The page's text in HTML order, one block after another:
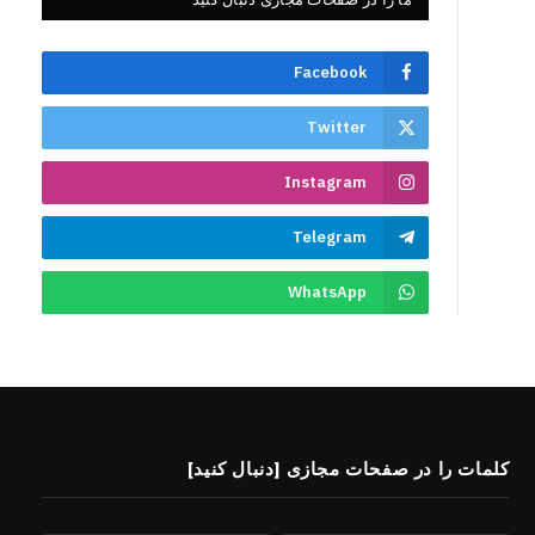
Facebook
Twitter
Instagram
Telegram
WhatsApp
کلمات را در صفحات مجازی [دنبال کنید]